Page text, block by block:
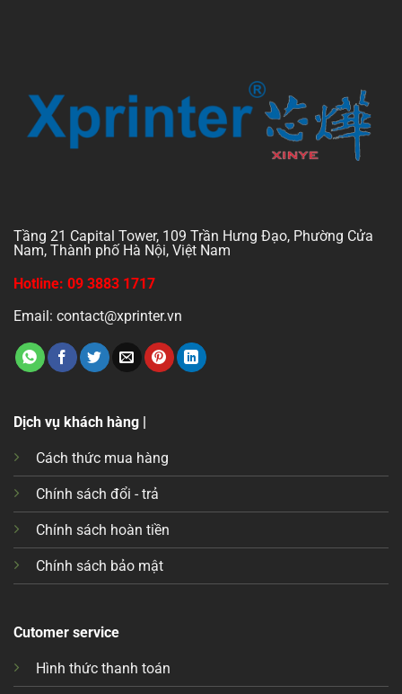
Tầng 21 Capital Tower, 109 Trần Hưng Đạo, Phường Cửa
Nam, Thành phố Hà Nội, Việt Nam
Hotline: 09 3883 1717
Email: contact@xprinter.vn
Dịch vụ khách hàng |
Cách thức mua hàng
Chính sách đổi - trả
Chính sách hoàn tiền
Chính sách bảo mật
Cutomer service
Hình thức thanh toán